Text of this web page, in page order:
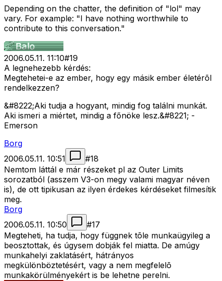
Depending on the chatter, the definition of "lol" may
vary. For example: "I have nothing worthwhile to
contribute to this conversation."
2006.05.11. 11:10#19
A legnehezebb kérdés:
Megtehetei-e az ember, hogy egy másik ember életérõl
rendelkezzen?
&#8222;Aki tudja a hogyant, mindig fog találni munkát.
Aki ismeri a miértet, mindig a főnöke lesz.&#8221; -
Emerson
Borg
2006.05.11. 10:51
#18
Nemtom láttál e már részeket pl az Outer Limits
sorozatból (asszem V3-on megy valami magyar néven
is), de ott tipikusan az ilyen érdekes kérdéseket filmesítik
meg.
Borg
2006.05.11. 10:50
#17
Megteheti, ha tudja, hogy függnek tõle munkaügyileg a
beosztottak, és úgysem dobják fel miatta. De amúgy
munkahelyi zaklatásért, hátrányos
megkülönböztetésért, vagy a nem megfelelõ
munkakörülményekért is be lehetne perelni.